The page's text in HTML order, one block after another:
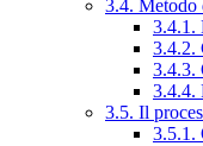
3.4. Metodo
3.4.1.
3.4.2.
3.4.3.
3.4.4.
3.5. Il
3.5.1.